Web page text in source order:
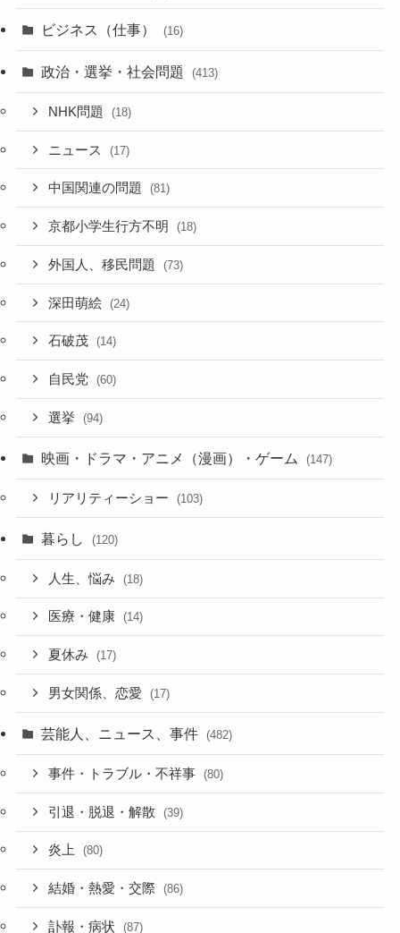
ビジネス（仕事） (16)
政治・選挙・社会問題 (413)
NHK問題 (18)
ニュース (17)
中国関連の問題 (81)
京都小学生行方不明 (18)
外国人、移民問題 (73)
深田萌絵 (24)
石破茂 (14)
自民党 (60)
選挙 (94)
映画・ドラマ・アニメ（漫画）・ゲーム (147)
リアリティーショー (103)
暮らし (120)
人生、悩み (18)
医療・健康 (14)
夏休み (17)
男女関係、恋愛 (17)
芸能人、ニュース、事件 (482)
事件・トラブル・不祥事 (80)
引退・脱退・解散 (39)
炎上 (80)
結婚・熱愛・交際 (86)
訃報・病状 (87)